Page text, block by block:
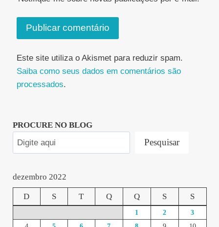
Este site utiliza o Akismet para reduzir spam.
Saiba como seus dados em comentários são
processados.
PROCURE NO BLOG
Pesquisar
dezembro 2022
D S T Q Q S S
1 2
3